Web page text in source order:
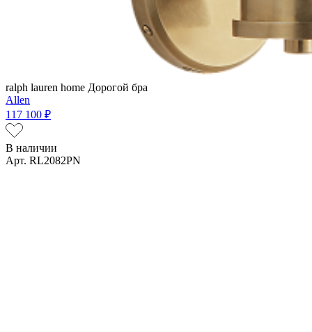
ralph lauren home Дорогой бра
Allen
117 100 ₽
В наличии
Арт. RL2082PN